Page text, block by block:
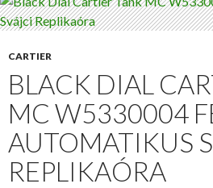
CARTIER
BLACK DIAL
MC W5330004
AUTOMATIKUS
REPLIKAÓRA